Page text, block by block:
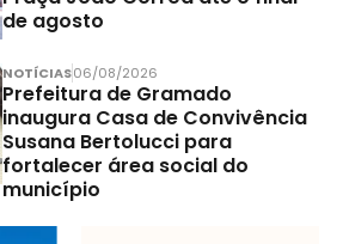
de agosto
NOTÍCIAS06/08/2026
Prefeitura de Gramado
inaugura Casa de Convivência
Susana Bertolucci para
fortalecer área social do
município